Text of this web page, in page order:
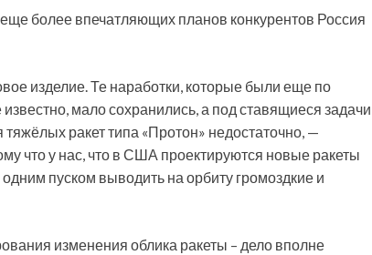
более впечатляющих планов конкурентов Россия
изделие. Те наработки, которые были еще по
мало сохранились, а под ставящиеся задачи
ракет типа «Протон» недостаточно, —
что у нас, что в США проектируются новые ракеты
пуском выводить на орбиту громоздкие и
изменения облика ракеты – дело вполне